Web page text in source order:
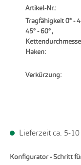
Artikel-Nr.:
Tragfähigkeit 0° -
45° - 60° ,
Haken:
Verkürzung:
Lieferzeit ca. 5-
Konfigurator - Schritt